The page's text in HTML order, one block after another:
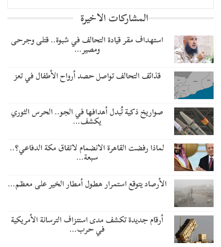
المشاركات الاخيرة
استهداف مقر قيادة التحالف في شبوة.. قتلى وجرحى
ومصير…
قذائف التحالف تواصل حصد أرواح الأطفال في تعز
صواريخ ذكية تُبدل أهدافها في الجو.. الحرس الثوري
يكشف…
لماذا رفضت القاهرة الانضمام لاتفاق مكة الدفاعي؟..
سبعة…
الأرصاد يتوقع استمرار هطول أمطار الخير على معظم…
أرقام جديدة تكشف مدى استنزاف الترسانة الأمريكية
في حرب…